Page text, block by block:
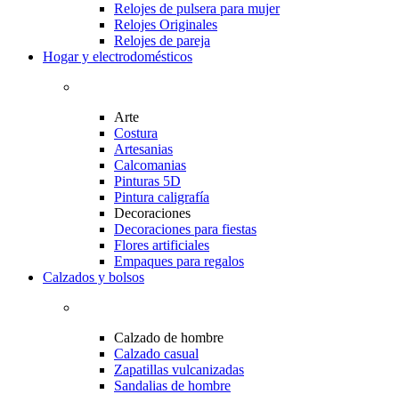
Relojes de pulsera para mujer
Relojes Originales
Relojes de pareja
Hogar y electrodomésticos
Arte
Costura
Artesanias
Calcomanias
Pinturas 5D
Pintura caligrafía
Decoraciones
Decoraciones para fiestas
Flores artificiales
Empaques para regalos
Calzados y bolsos
Calzado de hombre
Calzado casual
Zapatillas vulcanizadas
Sandalias de hombre